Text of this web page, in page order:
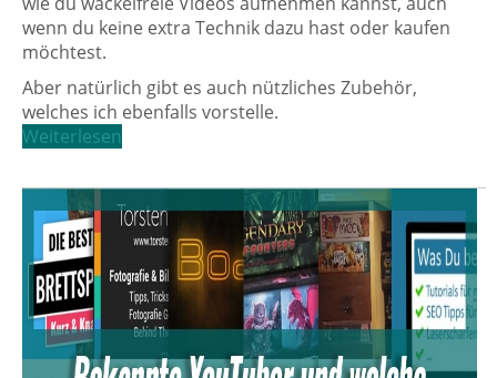
wenn du keine extra Technik dazu hast oder kaufen
möchtest.
Aber natürlich gibt es auch nützliches Zubehör,
welches ich ebenfalls vorstelle.
Weiterlesen